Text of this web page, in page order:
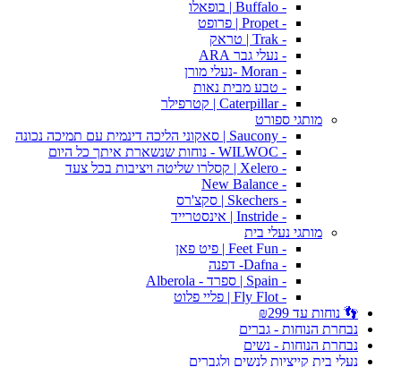
- Buffalo | בופאלו
- Propet | פרופט
- Trak | טראק
- נעלי גבר ARA
- Moran -נעלי מורן
- טבע מבית נאות
- Caterpillar | קטרפילר
מותגי ספורט
- Saucony | סאקוני הליכה דינמית עם תמיכה נכונה
- WILWOC - נוחות שנשארת איתך כל היום
- Xelero | קסלרו שליטה ויציבות בכל צעד
- New Balance
- Skechers | סקצ'רס
- Instride | אינסטרייד
מותגי נעלי בית
- Feet Fun | פיט פאן
- Dafna- דפנה
- Spain | ספרד - Alberola
- Fly Flot | פליי פלוט
👣 נוחות עד ₪299
נבחרת הנוחות - גברים
נבחרת הנוחות - נשים
נעלי בית קייציות לנשים ולגברים